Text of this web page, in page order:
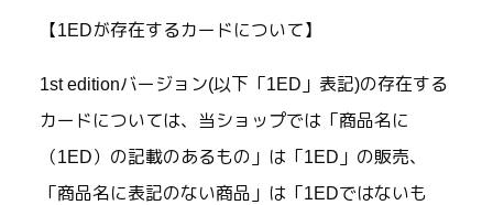
【1EDが存在するカードについて】
1st editionバージョン(以下「1ED」表記)の存在する
カードについては、当ショップでは「商品名に
（1ED）の記載のあるもの」は「1ED」の販売、
「商品名に表記のない商品」は「1EDではないも